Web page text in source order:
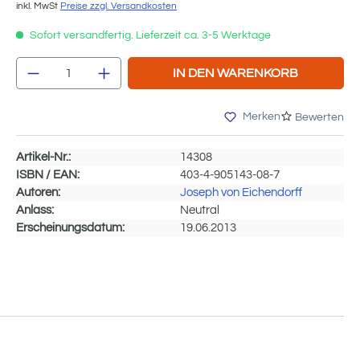
inkl. MwSt Preise zzgl. Versandkosten
Sofort versandfertig. Lieferzeit ca. 3-5 Werktage
Produkt Anzahl: Gib den gewünschten
IN DEN WARENKORB
Merken Bewerten
Artikel-Nr.:
14308
ISBN / EAN:
403-4-905143-08-7
Autoren:
Joseph von Eichendorff
Anlass:
Neutral
Erscheinungsdatum:
19.06.2013